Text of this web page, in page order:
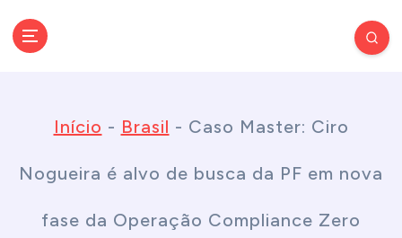
Início - Brasil - Caso Master: Ciro
Nogueira é alvo de busca da PF em nova
fase da Operação Compliance Zero